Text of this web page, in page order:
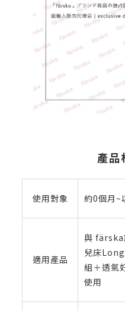
產品
使用對象 約0個月~
適用產品
與 färska
兒床
組＋透氣
使用